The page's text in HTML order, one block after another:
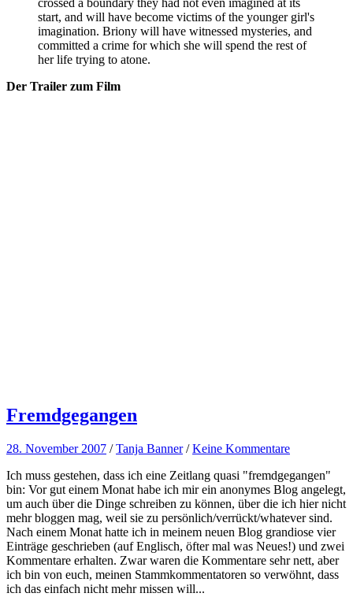
crossed a boundary they had not even imagined at its
start, and will have become victims of the younger girl's
imagination. Briony will have witnessed mysteries, and
committed a crime for which she will spend the rest of
her life trying to atone.
Der Trailer zum Film
Fremdgegangen
28. November 2007 /Tanja Banner /Keine Kommentare
Ich muss gestehen, dass ich eine Zeitlang quasi "fremdgegangen"
bin: Vor gut einem Monat habe ich mir ein anonymes Blog angelegt,
um auch über die Dinge schreiben zu können, über die ich hier nicht
mehr bloggen mag, weil sie zu persönlich/verrückt/whatever sind.
Nach einem Monat hatte ich in meinem neuen Blog grandiose vier
Einträge geschrieben (auf Englisch, öfter mal was Neues!) und zwei
Kommentare erhalten. Zwar waren die Kommentare sehr nett, aber
ich bin von euch, meinen Stammkommentatoren so verwöhnt, dass
ich das einfach nicht mehr missen will...